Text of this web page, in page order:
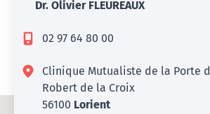
Dr. Olivier FLEUREAUX
02 97 64 80 00
Clinique Mutualiste de la Porte
Robert de la Croix
56100 Lorient